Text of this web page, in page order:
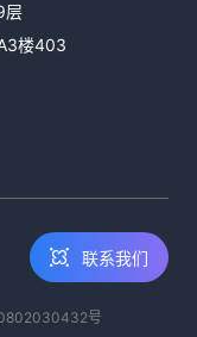
层
楼403
号
联系我们
邮件咨询
contact@realai.ai